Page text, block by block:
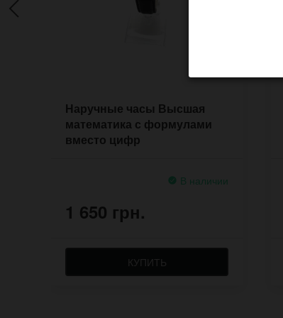
Наручные часы Высшая
математика с формулами
вместо цифр
В наличии
1 650 грн.
КУПИТЬ